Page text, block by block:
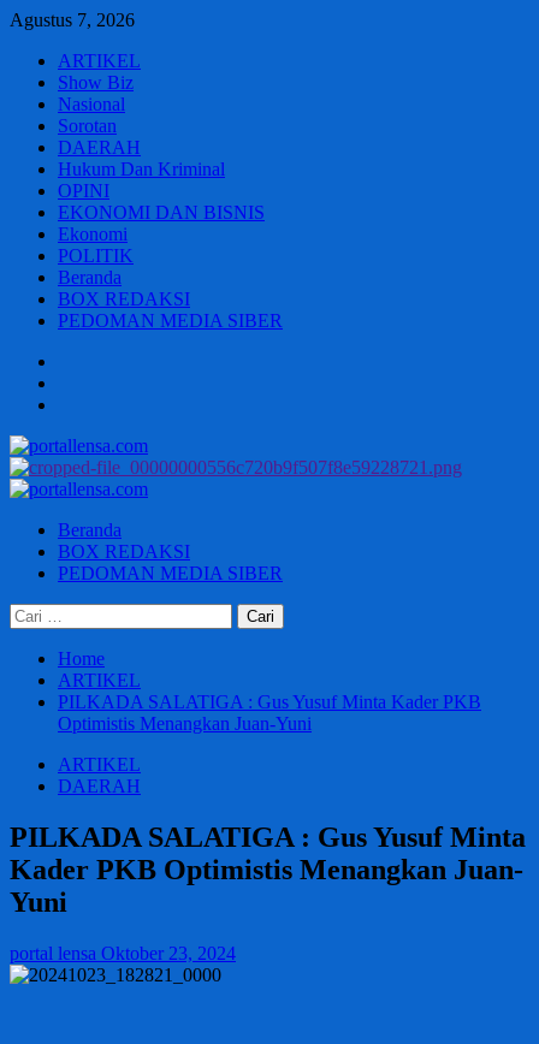
Skip
content
Agustus 7, 2026
ARTIKEL
Show Biz
Nasional
Sorotan
DAERAH
Hukum Dan Kriminal
OPINI
EKONOMI DAN BISNIS
Ekonomi
POLITIK
Beranda
BOX REDAKSI
PEDOMAN MEDIA SIBER
SIBER
Primary
Beranda
BOX REDAKSI
PEDOMAN MEDIA SIBER
Cari
untuk:
Home
ARTIKEL
PILKADA SALATIGA : Gus Yusuf Minta Kader PKB
Optimistis Menangkan Juan-Yuni
ARTIKEL
DAERAH
PILKADA SALATIGA : Gus Yusuf Minta
Kader PKB Optimistis Menangkan Juan-
Yuni
portal lensa Oktober 23, 2024